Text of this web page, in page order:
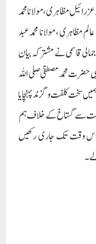
عزرائیل مظاہری،مولانا محمد
مظاہری ، مولانا محمد عبد
جمالی قاسمی نے مشترکہ بیان
محمد مصطفیٰ صلی اللہ
سخت کلفت و گزند پہنچایا
سے گستاخ کے خلاف ہم
اس وقت تک جاری رکھیں